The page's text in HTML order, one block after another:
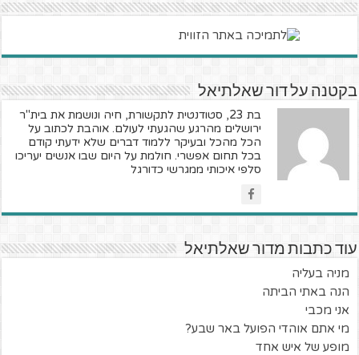
בקטנה על דור שאלתיאל
בת 23, סטודנטית לתקשורת, חיה ונושמת את בית"ר
ירושלים מהרגע שהגעתי לעולם. אוהבת לכתוב על
הכל מהכל ובעיקר ללמוד דברים שלא ידעתי קודם
בכל תחום אפשרי. חולמת על היום שבו אנשים יעריכו
סלפי איכותי ממגרשי כדורגל
עוד כתבות מדור שאלתיאל
מניה בעליה
הנה באתי הביתה
אני מכבי
מי אתם אוהדי הפועל באר שבע?
מופע של איש אחד